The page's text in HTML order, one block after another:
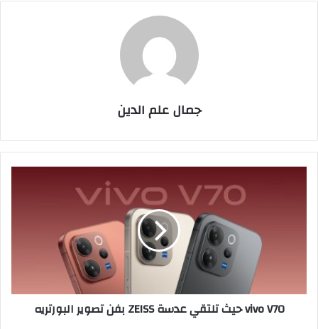
جمال علم الدين
البورتريه
vivo V70 حيث تلتقي عدسة ZEISS بفن تصوير البورتريه